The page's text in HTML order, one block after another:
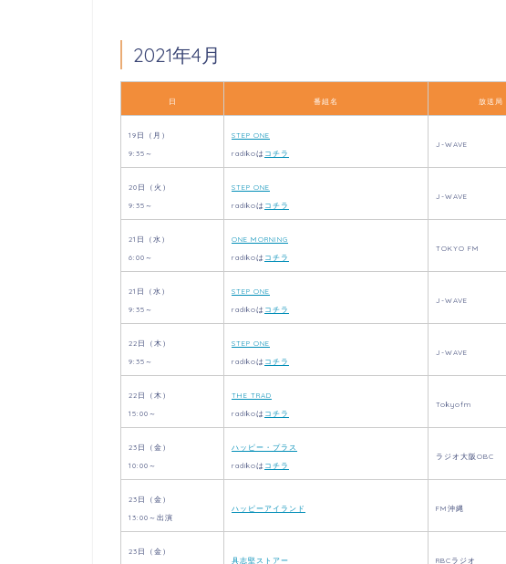
2021年4月
日 番組名 放送局
19日（月）
9:35～
STEP ONE
radikoは コチラ
J-WAVE
20日（火）
9:35～
STEP ONE
radikoは コチラ
J-WAVE
21日（水）
6:00～
ONE MORNING
radikoは コチラ
TOKYO FM
21日（水）
9:35～
STEP ONE
radikoは コチラ
J-WAVE
22日（木）
9:35～
STEP ONE
radikoは コチラ
J-WAVE
22日（木）
15:00～
THE TRAD
radikoは コチラ
Tokyofm
23日（金）
10:00～
ハッピー・プラス
radikoは コチラ
ラジオ大阪OBC
23日（金）
13:00～出演
ハッピーアイランド FM沖縄
23日（金）
具志堅ストアー
RBCラジオ